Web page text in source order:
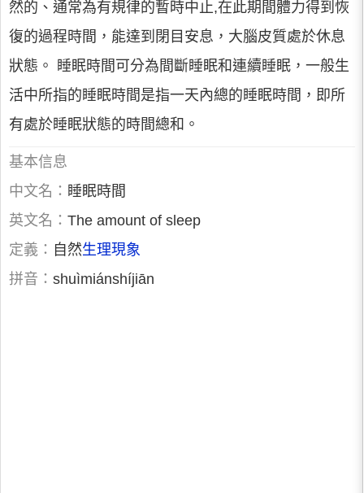
然的、通常為有規律的暫時中止,在此期間體力得到恢
復的過程時間，能達到閉目安息，大腦皮質處於休息
狀態。 睡眠時間可分為間斷睡眠和連續睡眠，一般生
活中所指的睡眠時間是指一天內總的睡眠時間，即所
有處於睡眠狀態的時間總和。
基本信息
中文名： 睡眠時間
英文名： The amount of sleep
定義： 自然生理現象
拼音： shuìmiánshíjiān